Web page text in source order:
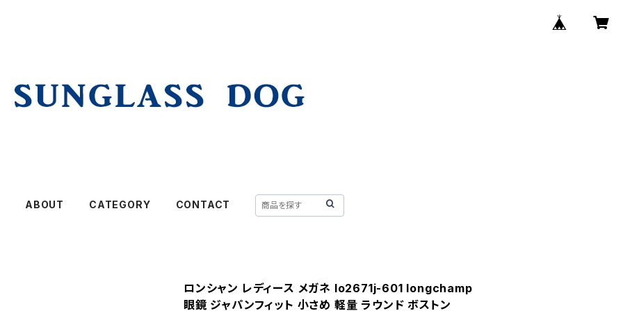
ABOUT CATEGORY CONTACT
ロンシャン レディース メガネ lo2671j-601 longchamp
眼鏡 ジャパンフィット 小さめ 軽量 ラウンド ボストン